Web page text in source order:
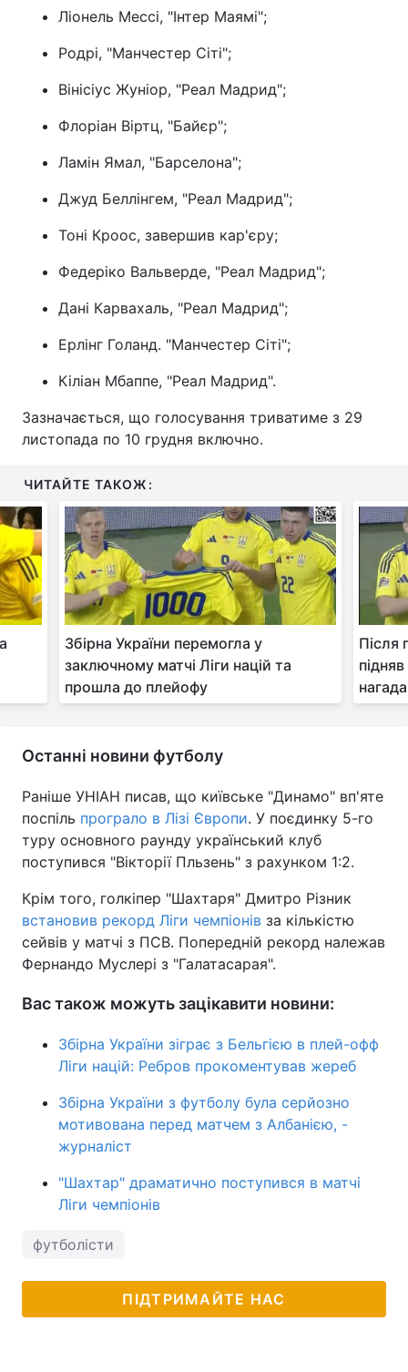
Ліонель Мессі, "Інтер Маямі";
Родрі, "Манчестер Сіті";
Вінісіус Жуніор, "Реал Мадрид";
Флоріан Віртц, "Байєр";
Ламін Ямал, "Барселона";
Джуд Беллінгем, "Реал Мадрид";
Тоні Кроос, завершив кар'єру;
Федеріко Вальверде, "Реал Мадрид";
Дані Карвахаль, "Реал Мадрид";
Ерлінг Голанд. "Манчестер Сіті";
Кіліан Мбаппе, "Реал Мадрид".
Зазначається, що голосування триватиме з 29
листопада по 10 грудня включно.
ЧИТАЙТЕ ТАКОЖ:
Збірна України перемогла у
заключному матчі Ліги націй та
прошла до плейофу
Після
Останні новини футболу
Раніше УНІАН писав, що київське "Динамо" вп'яте
поспіль програло в Лізі Європи. У поєдинку 5-го
туру основного раунду український клуб
поступився "Вікторії Пльзень" з рахунком 1:2.
Крім того, голкіпер "Шахтаря" Дмитро Різник
встановив рекорд Ліги чемпіонів за кількістю
сейвів у матчі з ПСВ. Попередній рекорд належав
Фернандо Муслері з "Галатасарая".
Вас також можуть зацікавити новини:
Збірна України зіграє з Бельгією в плей-офф
Ліги націй: Ребров прокоментував жереб
Збірна України з футболу була серйозно
мотивована перед матчем з Албанією, -
журналіст
"Шахтар" драматично поступився в матчі
Ліги чемпіонів
футболісти
ПІДТРИМАЙТЕ НАС